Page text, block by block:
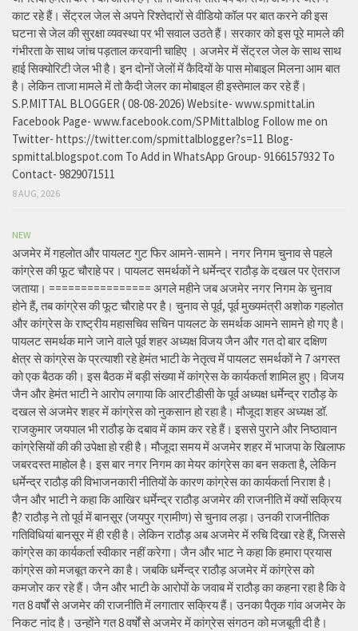
काट रहे हैं। सेंट्रल जेल से अपने रिश्तेदारों से वीडियो कॉल पर बात करने की इस
घटना से जेल की सुरक्षा व्यवस्था पर भी सवाल उठते हैं। सरकार को इस पूरे मामले की
गंभीरता के साथ जांच पड़ताल करवानी चाहिए । अजमेर में सेंट्रल जेल के साथ साथ
हाई सिक्योरिटी जेल भी है। इन दोनों जेलों में कैदियों के पास मोबाइल मिलना आम बात
है। लेकिन ताजा मामले में तो कैदी जेलर का मोबाइल ही इस्तेमाल कर रहे हैं।
S.P.MITTAL BLOGGER ( 08-08-2026) Website- www.spmittal.in
Facebook Page- www.facebook.com/SPMittalblog Follow me on
Twitter- https://twitter.com/spmittalblogger?s=11 Blog-
spmittal.blogspot.com To Add in WhatsApp Group- 9166157932 To
Contact- 9829071511
8 AUG, 2026
NEW
अजमेर में गहलोत और पायलट गुट फिर आमने-सामने। नगर निगम चुनाव से पहले
कांग्रेस की फूट चौराहे पर। पायलट समर्थकों ने धर्मेन्द्र राठौड़ के दखल पर ऐतराज
जताया। ================ अगले महीने जब अजमेर नगर निगम के चुनाव
होने हैं, तब कांग्रेस की फूट चौराहे पर है। चुनाव से पूर्व, पूर्व मुख्यमंत्री अशोक गहलोत
और कांग्रेस के राष्ट्रीय महासचिव सचिन पायलट के समर्थक आमने सामने हो गए है।
पायलट समर्थक माने जाने वाले पूर्व शहर अध्यक्ष विजय जैन और गत दो बार दक्षिण
क्षेत्र से कांग्रेस के प्रत्याशी रहे हेमंत भाटी के नेतृत्व में पायलट समर्थकों ने 7 अगस्त
को एक बैठक की। इस बैठक में बड़ी संख्या में कांग्रेस के कार्यकर्ता शामिल हुए। विजय
जैन और हेमंत भाटी ने आरोप लगाया कि आरटीडीसी के पूर्व अध्यक्ष धर्मेन्द्र राठौड़ के
दखल से अजमेर शहर में कांग्रेस को नुकसान हो रहा है। मौजूदा शहर अध्यक्ष डॉ.
राजकुमार जयपाल भी राठौड़ के दबाव में काम कर रहे हैं। इससे पुराने और निष्ठावान
कांग्रेसियों की की उपेक्षा हो रही है। मौजूदा समय में अजमेर शहर में भाजपा के खिलाफ
जबरदस्त माहोल है। इस बार नगर निगम का मेयर कांग्रेस का बन सकता है, लेकिन
धर्मेन्द्र राठौड़ की विभाजनकारी नीतियों के कारण कांग्रेस का कार्यकर्ता निराश है।
जैन और भाटी ने कहा कि आखिर धर्मेन्द्र राठौड़ अजमेर की राजनीति में क्यों सक्रिय
हैै? राठौड़ ने तो पूर्व में बानसूर (जयपुर ग्रामीण) से चुनाव लड़ा। उनकी राजनीतिक
गतिविधियां बानसूर में ही रही है। लेकिन राठौड़ अब अजमेर में रुचि दिखा रहे हैं, जिससे
कांग्रेस का कार्यकर्ता स्वीकार नहीं करेगा। जैन और भाट ने कहा कि हमारा प्रयास
कांग्रेस को मजबूत करने का है। जबकि धर्मेन्द्र राठौड़ अजमेर में कांग्रेस को
कमजोर कर रहे हैं। जैन और भाटी के आरोपों के जवाब में राठौड़ का कहना रहा है कि वे
गत 8 वर्षों से अजमेर की राजनीति में लगातार सक्रिय हैं। उनका पैतृक गांव अजमेर के
निकट नांद है। उन्होंने गत 8 वर्षों से अजमेर में कांग्रेस संगठन को मजबूती दी है।